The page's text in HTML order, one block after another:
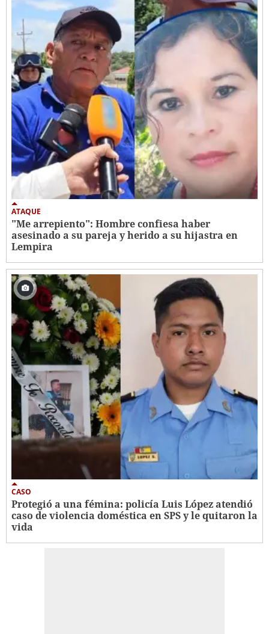
ATAQUE
"Me arrepiento": Hombre confiesa haber
asesinado a su pareja y herido a su hijastra en
Lempira
CASO
Protegió a una fémina: policía Luis López atendió
caso de violencia doméstica en SPS y le quitaron la
vida